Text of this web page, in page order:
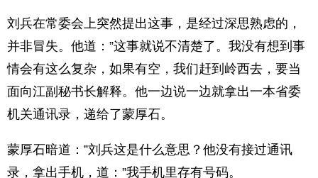
刘兵在常委会上突然提出这事，是经过深思熟虑的，
并非冒失。他道：”这事就说不清楚了。我没有想到事
情会有这么复杂，如果有空，我们赶到岭西去，要当
面向江副秘书长解释。他一边说一边就拿出一本省委
机关通讯录，递给了蒙厚石。
蒙厚石暗道：”刘兵这是什么意思？他没有接过通讯
录，拿出手机，道：”我手机里存有号码。